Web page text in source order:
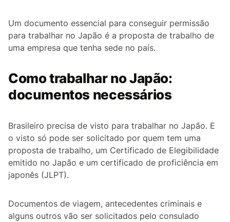
Um documento essencial para conseguir permissão
para trabalhar no Japão é a proposta de trabalho de
uma empresa que tenha sede no país.
Como trabalhar no Japão:
documentos necessários
Brasileiro precisa de visto para trabalhar no Japão. E
o visto só pode ser solicitado por quem tem uma
proposta de trabalho, um Certificado de Elegibilidade
emitido no Japão e um certificado de proficiência em
japonês (JLPT).
Documentos de viagem, antecedentes criminais e
alguns outros vão ser solicitados pelo consulado